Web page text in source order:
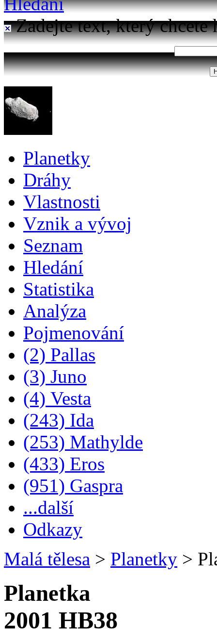
Zadejte text, který chcete
Planetky
Dráhy
Vlastnosti
Vznik a vývoj
Seznam
Hledání
Statistika
Analýza
Pojmenování
(2) Pallas
(3) Juno
(4) Vesta
(243) Ida
(253) Mathylde
(433) Eros
(951) Gaspra
...další
Odkazy
Malá tělesa > Planetky >
Planetka
2001 HB38